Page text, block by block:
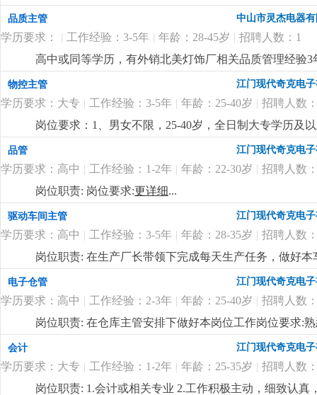
作经验优先.更详细...
品质主管 中山市灵杰电器
学历要求： | 工作经验：3-5年 | 年龄：28-45岁 | 招聘人数：1
高中或同等学历，有外销北美灯饰厂相关品质管理经验
物控主管 江门现代奇克电
学历要求：大专 | 工作经验：3-5年 | 年龄：25-40岁 | 招聘人数
岗位要求：1、男女不限，25-40岁，全日制大专学历及
pmc工作流程。2、负责订单的物料需求整理，能根据
主理物控部门的能力，性格雷厉风行，有良好的沟通
用；5、良好的沟通、协调和计划能力。岗位福利：1、
日慰问礼品礼金、开工红包、公司根据年度业绩颁发年
公。更详细...
品管 江门现代奇克电
学历要求：高中 | 工作经验：1-2年 | 年龄：22-30岁 | 招聘人数
岗位职责: 岗位要求:更详细...
驱动车间主管 江门现代奇克电
学历要求：高中 | 工作经验：3-5年 | 年龄：28-35岁 | 招聘人数
岗位职责: 在生产厂长带领下完成每天生产任务，做好
懂驱动贴片机和插件机操作3.包吃包住，试用期后买社
电子仓管 江门现代奇克电
学历要求：高中 | 工作经验：2-3年 | 年龄：25-40岁 | 招聘人数
岗位职责: 在仓库主管安排下做好本岗位工作岗位要求:
是一家专业生产led照明企业，产品主要是筒灯 天花灯
会计 江门现代奇克电
学历要求：大专 | 工作经验：1-2年 | 年龄：25-35岁 | 招聘人数
岗位职责: 1.会计或相关专业 2.工作积极主动，细致认真